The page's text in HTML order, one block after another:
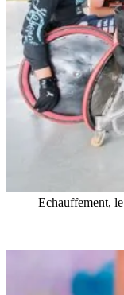
Echauffement,